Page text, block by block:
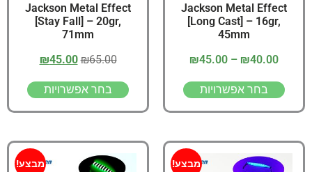
Jackson Metal Effect
[Long Cast] – 16gr,
45mm
₪40.00
–
₪45.00
בחר אפשרויות
Jackson Metal Effect
[Stay Fall] – 20gr,
71mm
₪65.00
₪45.00
בחר אפשרויות
מבצע! מבצע!